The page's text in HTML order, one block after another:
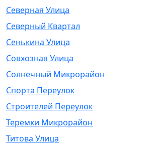
Северная Улица
Северный Квартал
Сенькина Улица
Совхозная Улица
Солнечный Микрорайон
Спорта Переулок
Строителей Переулок
Теремки Микрорайон
Титова Улица